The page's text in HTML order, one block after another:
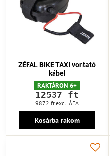
ZÉFAL BIKE TAXI vontató
kábel
RAKTÁRON 6+
12537 ft
9872 ft excl. ÁFA
Kosárba rakom